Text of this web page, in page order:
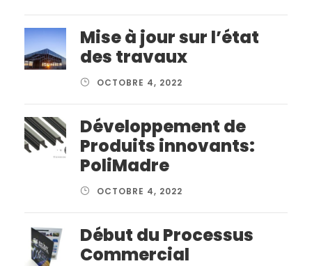
Mise à jour sur l’état
des travaux
OCTOBRE 4, 2022
Développement de
Produits innovants:
PoliMadre
OCTOBRE 4, 2022
Début du Processus
Commercial